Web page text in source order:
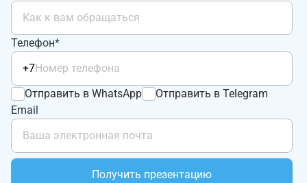
Телефон*
+7
Отправить в WhatsApp
Отправить в Telegram
Email
Получить презентацию